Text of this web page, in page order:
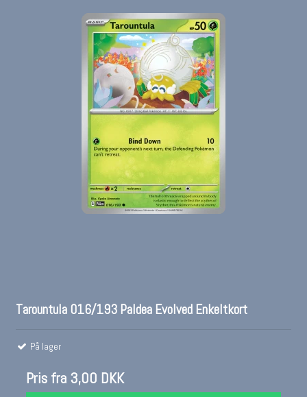
Tarountula 016/193 Paldea Evolved Enkeltkort
På lager
Pris fra 3,00 DKK